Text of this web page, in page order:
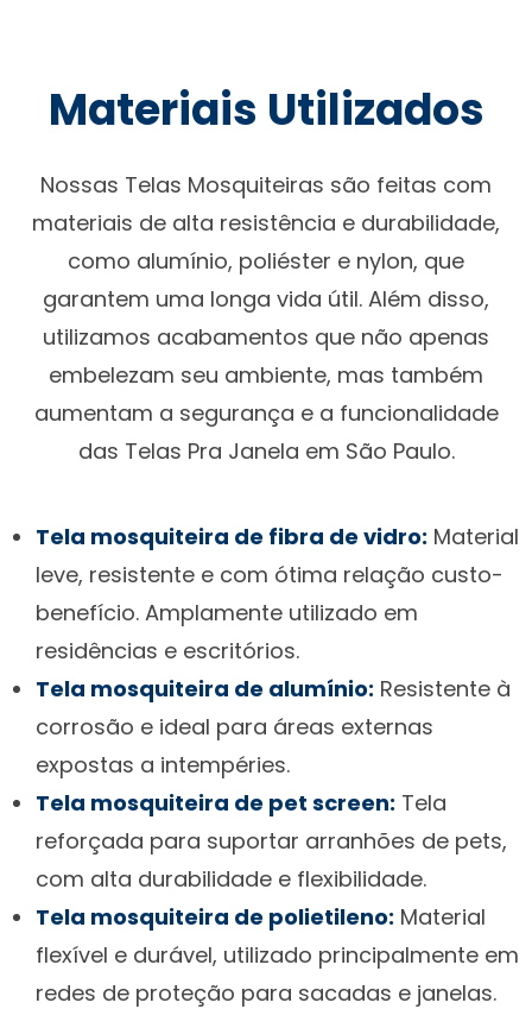
Materiais Utilizados
Nossas Telas Mosquiteiras são feitas com
materiais de alta resistência e durabilidade,
como alumínio, poliéster e nylon, que
garantem uma longa vida útil. Além disso,
utilizamos acabamentos que não apenas
embelezam seu ambiente, mas também
aumentam a segurança e a funcionalidade
das Telas Pra Janela em São Paulo.
Tela mosquiteira de fibra de vidro: Material
leve, resistente e com ótima relação custo-
benefício. Amplamente utilizado em
residências e escritórios.
Tela mosquiteira de alumínio: Resistente à
corrosão e ideal para áreas externas
expostas a intempéries.
Tela mosquiteira de pet screen: Tela
reforçada para suportar arranhões de pets,
com alta durabilidade e flexibilidade.
Tela mosquiteira de polietileno: Material
flexível e durável, utilizado principalmente em
redes de proteção para sacadas e janelas.